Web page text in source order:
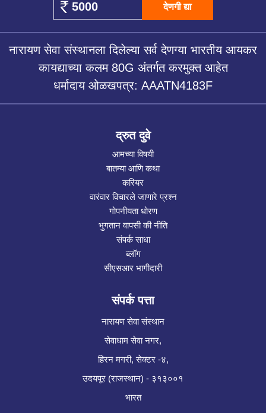
देणगी द्या
नारायण सेवा संस्थानला दिलेल्या सर्व देणग्या भारतीय आयकर
कायद्याच्या कलम 80G अंतर्गत करमुक्त आहेत
धर्मादाय ओळखपत्र: AAATN4183F
द्रुत दुवे
आमच्या विषयी
बातम्या आणि कथा
करियर
वारंवार विचारले जाणारे प्रश्न
गोपनीयता धोरण
भुगतान वापसी की नीति
संपर्क साधा
ब्लॉग
सीएसआर भागीदारी
संपर्क पत्ता
नारायण सेवा संस्थान
सेवाधाम सेवा नगर,
हिरन मगरी, सेक्टर -४,
उदयपूर (राजस्थान) - ३१३००१
भारत